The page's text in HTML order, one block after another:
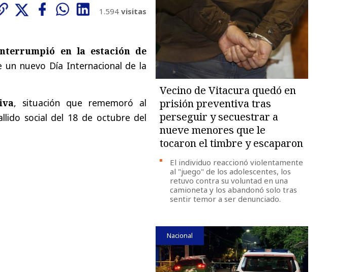
1.594 visitas
en la estación de
un nuevo Día Internacional de la
, situación que rememoró al
social del 18 de octubre del
Vecino de Vitacura quedó en
prisión preventiva tras
perseguir y secuestrar a
nueve menores que le
tocaron el timbre y escaparon
El individuo reaccionó violentamente
al "juego" de los adolescentes, los
retuvo contra su voluntad en una
camioneta y los abandonó solo tras
sentir temor a ser denunciado.
Nacional